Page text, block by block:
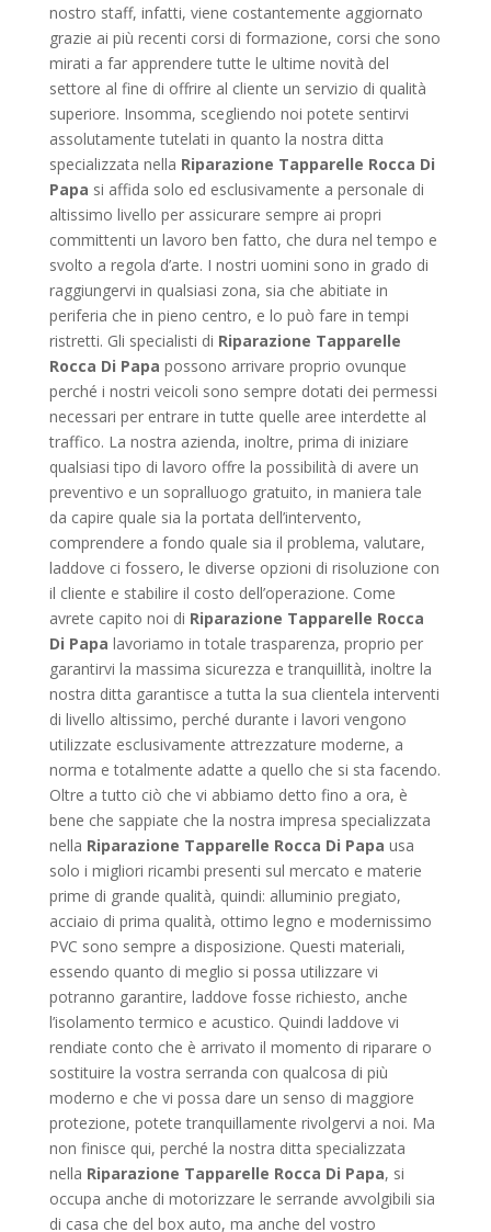
nostro staff, infatti, viene costantemente aggiornato
grazie ai più recenti corsi di formazione, corsi che sono
mirati a far apprendere tutte le ultime novità del
settore al fine di offrire al cliente un servizio di qualità
superiore. Insomma, scegliendo noi potete sentirvi
assolutamente tutelati in quanto la nostra ditta
specializzata nella Riparazione Tapparelle Rocca Di
Papa si affida solo ed esclusivamente a personale di
altissimo livello per assicurare sempre ai propri
committenti un lavoro ben fatto, che dura nel tempo e
svolto a regola d’arte. I nostri uomini sono in grado di
raggiungervi in qualsiasi zona, sia che abitiate in
periferia che in pieno centro, e lo può fare in tempi
ristretti. Gli specialisti di Riparazione Tapparelle
Rocca Di Papa possono arrivare proprio ovunque
perché i nostri veicoli sono sempre dotati dei permessi
necessari per entrare in tutte quelle aree interdette al
traffico. La nostra azienda, inoltre, prima di iniziare
qualsiasi tipo di lavoro offre la possibilità di avere un
preventivo e un sopralluogo gratuito, in maniera tale
da capire quale sia la portata dell’intervento,
comprendere a fondo quale sia il problema, valutare,
laddove ci fossero, le diverse opzioni di risoluzione con
il cliente e stabilire il costo dell’operazione. Come
avrete capito noi di Riparazione Tapparelle Rocca
Di Papa lavoriamo in totale trasparenza, proprio per
garantirvi la massima sicurezza e tranquillità, inoltre la
nostra ditta garantisce a tutta la sua clientela interventi
di livello altissimo, perché durante i lavori vengono
utilizzate esclusivamente attrezzature moderne, a
norma e totalmente adatte a quello che si sta facendo.
Oltre a tutto ciò che vi abbiamo detto fino a ora, è
bene che sappiate che la nostra impresa specializzata
nella Riparazione Tapparelle Rocca Di Papa usa
solo i migliori ricambi presenti sul mercato e materie
prime di grande qualità, quindi: alluminio pregiato,
acciaio di prima qualità, ottimo legno e modernissimo
PVC sono sempre a disposizione. Questi materiali,
essendo quanto di meglio si possa utilizzare vi
potranno garantire, laddove fosse richiesto, anche
l’isolamento termico e acustico. Quindi laddove vi
rendiate conto che è arrivato il momento di riparare o
sostituire la vostra serranda con qualcosa di più
moderno e che vi possa dare un senso di maggiore
protezione, potete tranquillamente rivolgervi a noi. Ma
non finisce qui, perché la nostra ditta specializzata
nella Riparazione Tapparelle Rocca Di Papa, si
occupa anche di motorizzare le serrande avvolgibili sia
di casa che del box auto, ma anche del vostro